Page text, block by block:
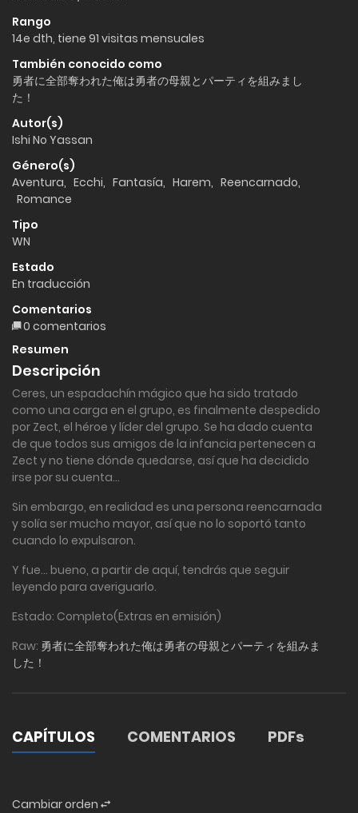
Rango
14e dth, tiene 91 visitas mensuales
También conocido como
勇者に全部奪われた俺は勇者の母親とパーティを組みまし
た！
Autor(s)
Ishi No Yassan
Género(s)
Aventura, Ecchi, Fantasía, Harem, Reencarnado,
Romance
Tipo
WN
Estado
En traducción
Comentarios
0 comentarios
Resumen
Descripción
Ceres, un espadachín mágico que ha sido tratado
como una carga en el grupo, es finalmente despedido
por Zect, el héroe y líder del grupo. Se ha dado cuenta
de que todos sus amigos de la infancia pertenecen a
Zect y no tiene dónde quedarse, así que ha decidido
irse por su cuenta…
Sin embargo, en realidad es una persona reencarnada
y solía ser mucho mayor, así que no lo soportó tanto
cuando lo expulsaron.
Y fue… bueno, a partir de aquí, tendrás que seguir
leyendo para averiguarlo.
Estado: Completo(Extras en emisión)
Raw: 勇者に全部奪われた俺は勇者の母親とパーティを組みま
した！
CAPÍTULOS COMENTARIOS PDFs
Cambiar orden